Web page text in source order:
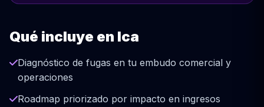
Qué incluye en Ica
Diagnóstico de fugas en tu embudo comercial y
operaciones
Roadmap priorizado por impacto en ingresos